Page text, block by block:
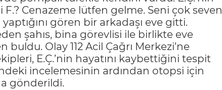
Cenazeme lütfen gelme. Seni çok seven
gören bir arkadaşı eve gitti.
şahıs, bina görevlisi ile birlikte eve
Olay 112 Acil Çağrı Merkezi’ne
E.Ç.’nin hayatını kaybettiğini tespit
incelemesinin ardından otopsi için
gönderildi.